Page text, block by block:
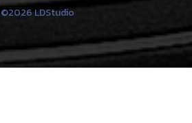
©2026 LDStudio